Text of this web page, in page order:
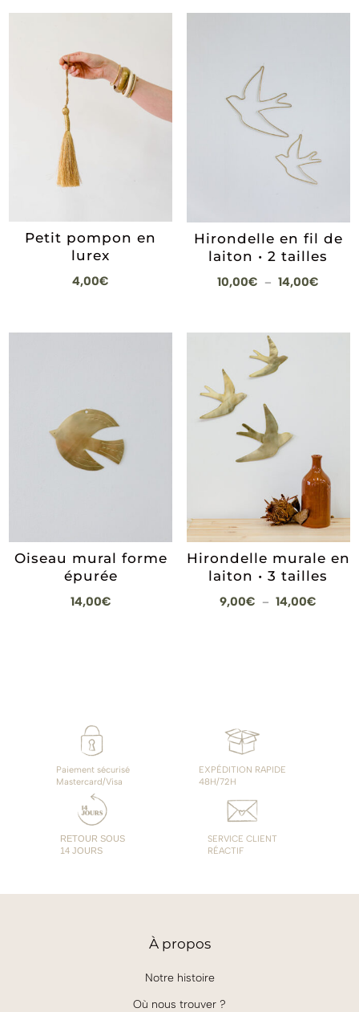
Petit pompon en
lurex
4,00€
Hirondelle en fil de
laiton • 2 tailles
10,00€ – 14,00€
Oiseau mural forme
épurée
14,00€
Hirondelle murale en
laiton • 3 tailles
9,00€ – 14,00€
Paiement sécurisé
Mastercard/Visa
EXPÉDITION RAPIDE
48H/72H
RETOUR SOUS
14 JOURS
SERVICE CLIENT
RÉACTIF
Àpropos
Notre histoire
Où nous trouver ?